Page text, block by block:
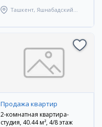
Ташкент, Яшнабадский
Продажа квартир
2-комнатная квартира-
студия, 40.44 м², 4/8 этаж